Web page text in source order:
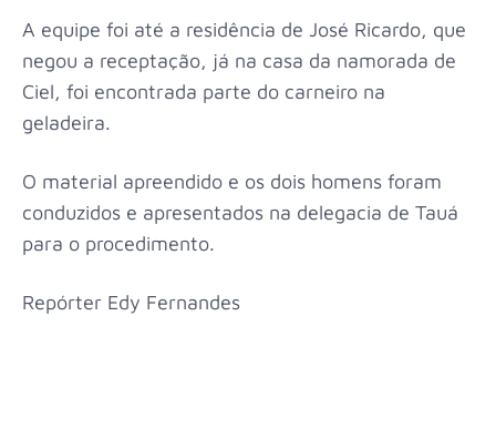
A equipe foi até a residência de José Ricardo, que
negou a receptação, já na casa da namorada de
Ciel, foi encontrada parte do carneiro na
geladeira.
O material apreendido e os dois homens foram
conduzidos e apresentados na delegacia de Tauá
para o procedimento.
Repórter Edy Fernandes